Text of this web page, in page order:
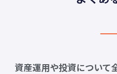
資産運用や投資について